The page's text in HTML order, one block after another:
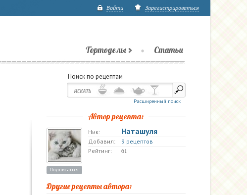
Войти Зарегистрироваться
Тортоделы Статьи
Поиск по рецептам
Расширенный поиск
Автор рецепта:
Подписаться
Ник: Наташуля
Добавил:
9 рецептов
Рейтинг:
61
Другие рецепты автора: